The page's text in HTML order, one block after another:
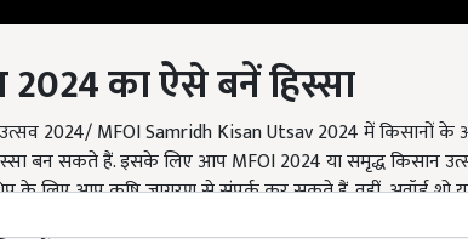
2024का ऐसे बनें हिस्सा
2024/ MFOI Samridh Kisan Utsav 2024 में किसानों के
बन सकते हैं. इसके लिए आप MFOI 2024 या समृद्ध किसान
के लिए आप कृषि जागरण से संपर्क कर सकते हैं. वहीं, अवॉर्ड शो
आपको इस गूगल फॉर्म को भरना होगा. कार्यक्रम से जुड़ी